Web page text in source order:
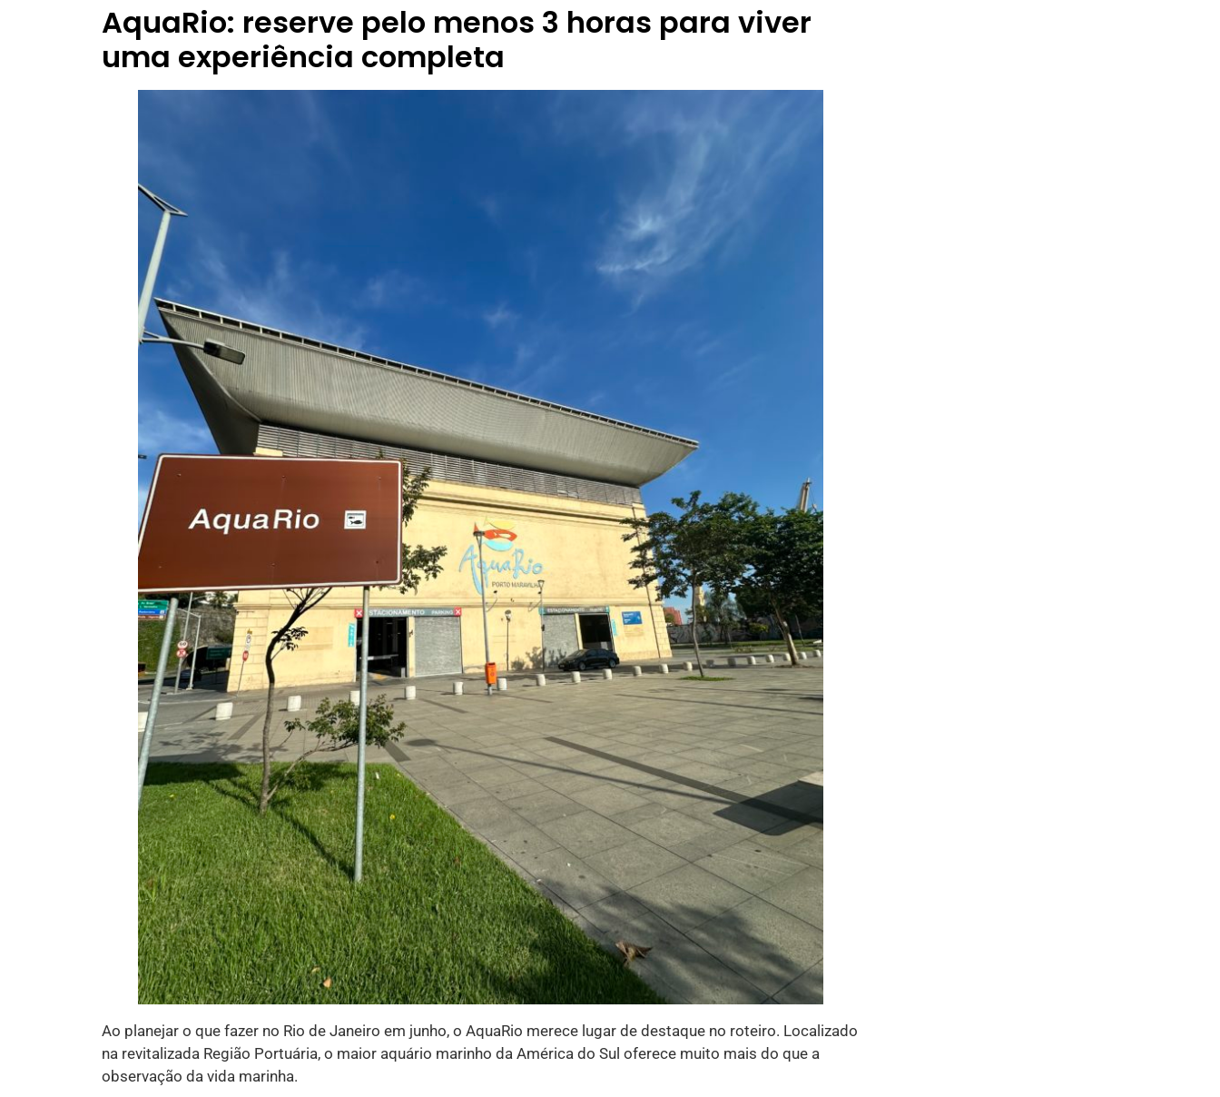
AquaRio: reserve pelo menos 3 horas para viver
uma experiência completa
Ao planejar o que fazer no Rio de Janeiro em junho, o AquaRio merece lugar de destaque no roteiro. Localizado
na revitalizada Região Portuária, o maior aquário marinho da América do Sul oferece muito mais do que a
observação da vida marinha.